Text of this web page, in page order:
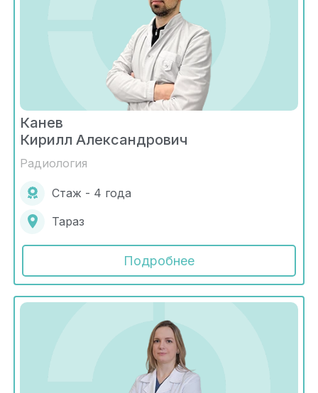
Канев
Кирилл Александрович
Радиология
Стаж - 4 года
Тараз
Подробнее